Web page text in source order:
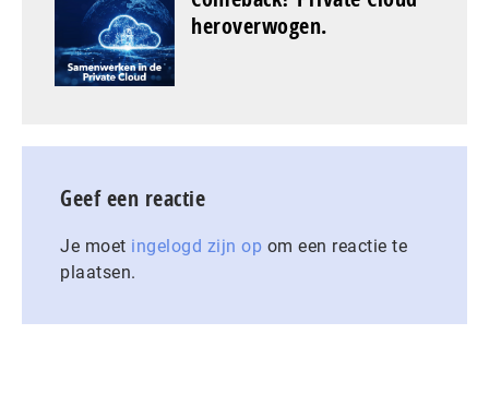
heroverwogen.
Geef een reactie
Je moet ingelogd zijn op om een reactie te
plaatsen.